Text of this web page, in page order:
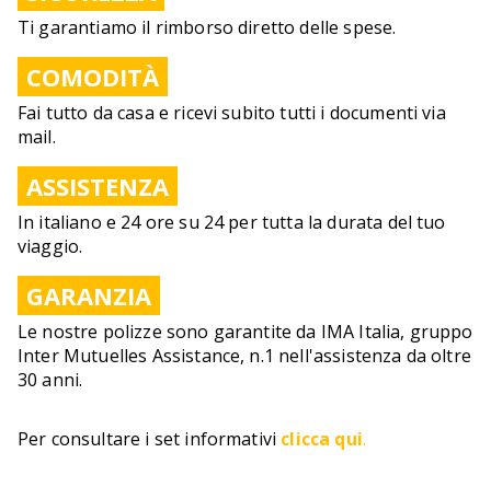
Ti garantiamo il rimborso diretto delle spese.
COMODITÀ
Fai tutto da casa e ricevi subito tutti i documenti via
mail.
ASSISTENZA
In italiano e 24 ore su 24 per tutta la durata del tuo
viaggio.
GARANZIA
Le nostre polizze sono garantite da IMA Italia, gruppo
Inter Mutuelles Assistance, n.1 nell'assistenza da oltre
30 anni.
Per consultare i set informativi clicca qui.